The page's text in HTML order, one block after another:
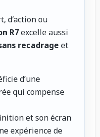
d’action ou
R7excelle aussi
recadrage et
d’une
qui compense
et son écran
expérience de